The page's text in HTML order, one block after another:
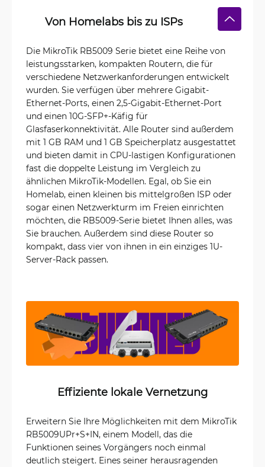
Von Homelabs bis zu ISPs
Die MikroTik RB5009 Serie bietet eine Reihe von
leistungsstarken, kompakten Routern, die für
verschiedene Netzwerkanforderungen entwickelt
wurden. Sie verfügen über mehrere Gigabit-
Ethernet-Ports, einen 2,5-Gigabit-Ethernet-Port
und einen 10G-SFP+-Käfig für
Glasfaserkonnektivität. Alle Router sind außerdem
mit 1 GB RAM und 1 GB Speicherplatz ausgestattet
und bieten damit in CPU-lastigen Konfigurationen
fast die doppelte Leistung im Vergleich zu
ähnlichen MikroTik-Modellen. Egal, ob Sie ein
Homelab, einen kleinen bis mittelgroßen ISP oder
sogar einen Netzwerkturm im Freien einrichten
möchten, die RB5009-Serie bietet Ihnen alles, was
Sie brauchen. Außerdem sind diese Router so
kompakt, dass vier von ihnen in ein einziges 1U-
Server-Rack passen.
Effiziente lokale Vernetzung
Erweitern Sie Ihre Möglichkeiten mit dem MikroTik
RB5009UPr+S+IN, einem Modell, das die
Funktionen seines Vorgängers noch einmal
deutlich steigert. Eines seiner herausragenden